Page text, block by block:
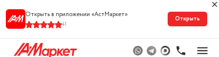
Открыть в приложении «АстМарке‪т‬»
41
Открыть